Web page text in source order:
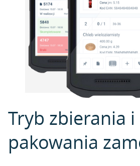
Tryb zbierania i
pakowania